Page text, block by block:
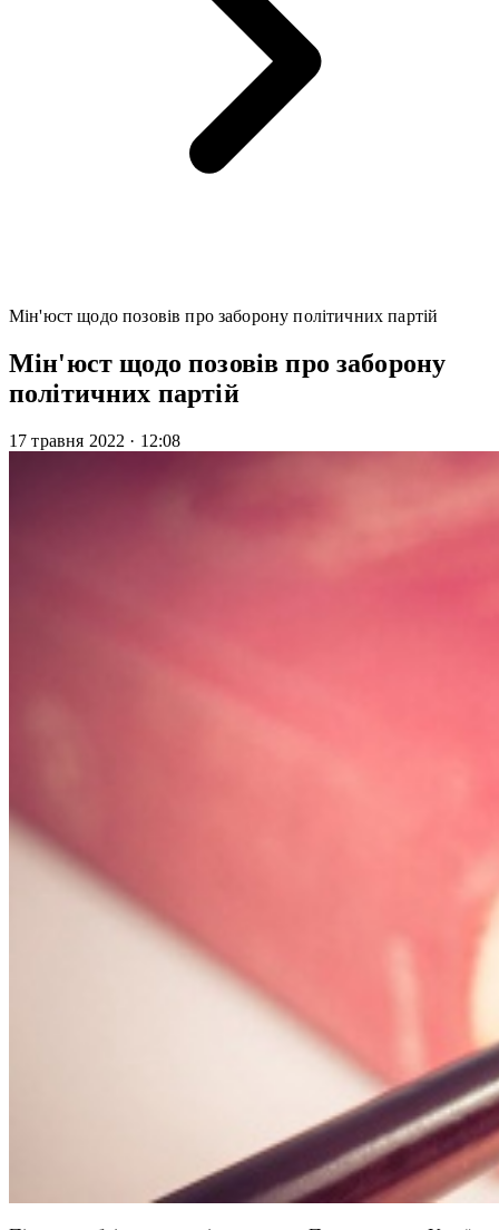
Мін'юст щодо позовів про заборону політичних партій
Мін'юст щодо позовів про заборону
політичних партій
17 травня 2022 · 12:08